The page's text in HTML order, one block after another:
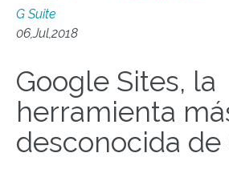
G Suite
06,Jul,2018
Google Sites, la
herramienta
desconocida de